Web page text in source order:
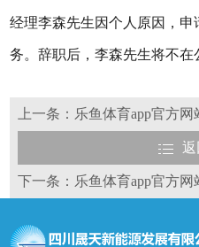
经理李森先生因个人原因，
务。辞职后，李森先生将不在
返